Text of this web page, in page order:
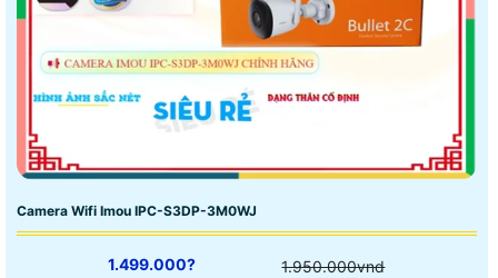
Camera Wifi Imou IPC-S3DP-3M0WJ
1.499.000? 1.950.000vnd